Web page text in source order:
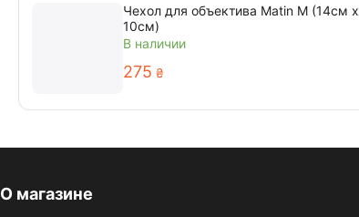
Чехол для объектива Matin M (14см х
10см)
В наличии
‍275‍ ₴
О магазине